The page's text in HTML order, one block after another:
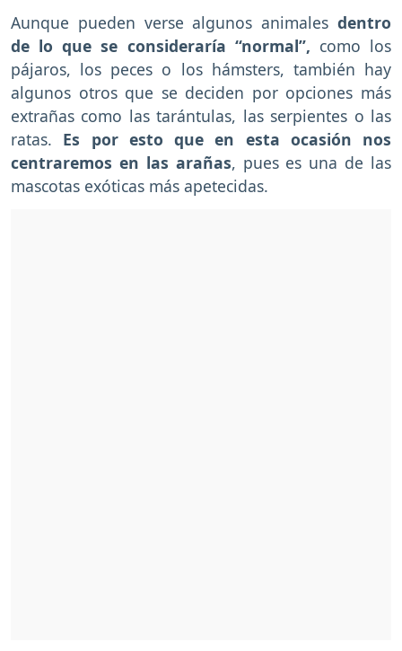
Aunque pueden verse algunos animales dentro
de lo que se consideraría “normal”, como los
pájaros, los peces o los hámsters, también hay
algunos otros que se deciden por opciones más
extrañas como las tarántulas, las serpientes o las
ratas. Es por esto que en esta ocasión nos
centraremos en las arañas, pues es una de las
mascotas exóticas más apetecidas.